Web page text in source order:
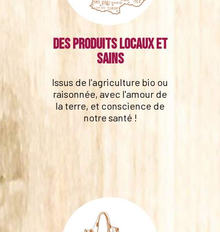
Des produits locaux et
sains
Issus de l'agriculture bio ou
raisonnée, avec l'amour de
la terre, et conscience de
notre santé !